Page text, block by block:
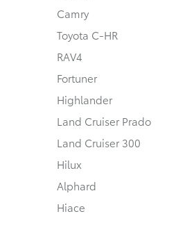
Camry
Toyota C-HR
RAV4
Fortuner
Highlander
Land Cruiser Prado
Land Cruiser 300
Hilux
Alphard
Hiace